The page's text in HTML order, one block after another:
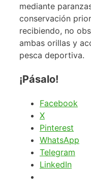
mediante
conservación
recibiendo, no
ambas orillas y
pesca deportiva.
¡Pásalo!
Facebook
X
Pinterest
WhatsApp
Telegram
LinkedIn